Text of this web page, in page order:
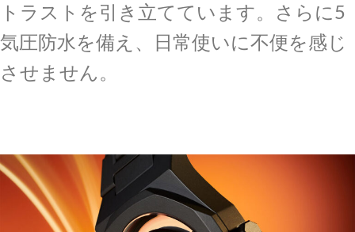
トラストを引き立てています。さらに5
気圧防水を備え、日常使いに不便を感じ
させません。